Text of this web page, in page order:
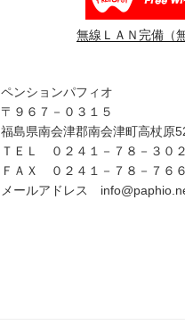
無線ＬＡＮ完備（
ペンションパフィオ
〒９６７－０３１５
福島県南会津郡南会津町高杖原
ＴＥＬ ０２４１－７８－３０
ＦＡＸ ０２４１－７８－７６
メールアドレス